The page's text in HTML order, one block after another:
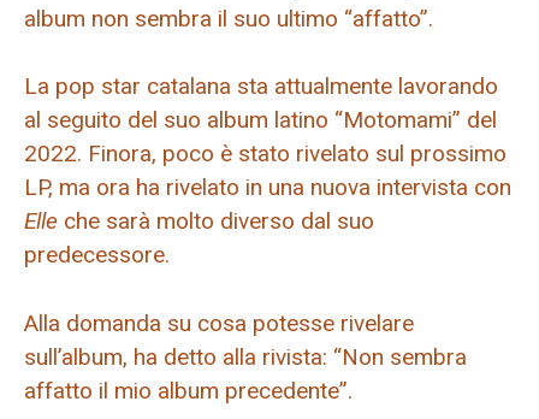
album non sembra il suo ultimo “affatto”.
La pop star catalana sta attualmente lavorando
al seguito del suo album latino “Motomami” del
2022. Finora, poco è stato rivelato sul prossimo
LP, ma ora ha rivelato in una nuova intervista con
Elle che sarà molto diverso dal suo
predecessore.
Alla domanda su cosa potesse rivelare
sull’album, ha detto alla rivista: “Non sembra
affatto il mio album precedente”.